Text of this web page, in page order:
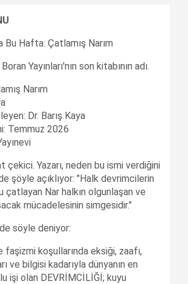
Bu Hafta: Çatlamış Narım
Yayınları'nın son kitabının adı.
Narım
Dr. Barış Kaya
Temmuz 2026
çekici. Yazarı, neden bu ismi verdiğini
şöyle açıklıyor: "Halk devrimcilerin
çatlayan Nar halkın olgunlaşan ve
mücadelesinin simgesidir."
söyle deniyor:
faşizmi koşullarında eksiği, zaafı,
ve bilgisi kadarıyla dünyanın en
işi olan DEVRİMCİLİĞİ; kuyu